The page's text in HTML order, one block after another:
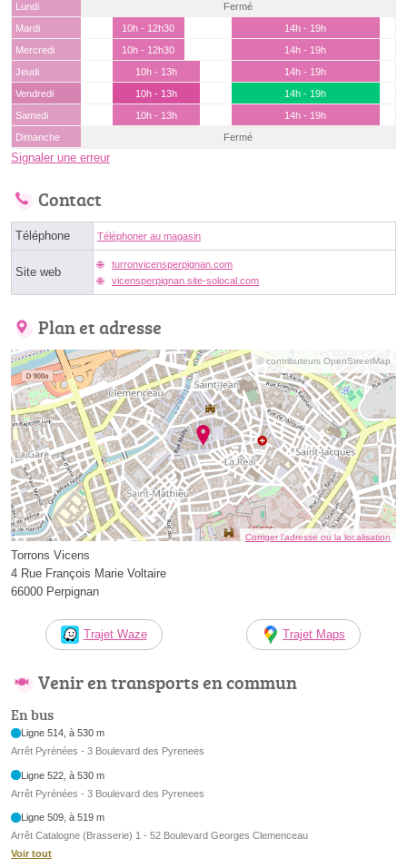
Lundi
Fermé
Mardi
10h - 12h30
14h - 19h
Mercredi
10h - 12h30
14h - 19h
Jeudi
10h - 13h
14h - 19h
Vendredi
10h - 13h
14h - 19h
Samedi
10h - 13h
14h - 19h
Dimanche
Fermé
Signaler une erreur
Contact
Téléphone Téléphoner au magasin
Site web
turronvicensperpignan.com
vicensperpignan.site-solocal.com
Plan et adresse
© contributeurs OpenStreetMap
Corriger l’adresse ou la localisation
Torrons Vicens
4 Rue François Marie Voltaire
66000 Perpignan
Trajet Waze Trajet Maps
Venir en transports en commun
En bus
Ligne 514, à 530 m
Arrêt Pyrénées - 3 Boulevard des Pyrenees
Ligne 522, à 530 m
Arrêt Pyrénées - 3 Boulevard des Pyrenees
Ligne 509, à 519 m
Arrêt Catalogne (Brasserie) 1 - 52 Boulevard Georges Clemenceau
Voir tout